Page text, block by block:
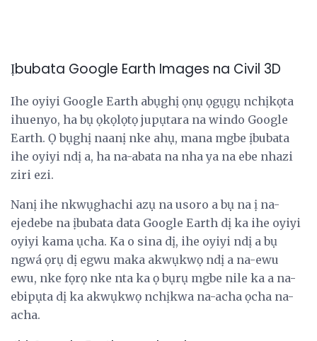
Ịbubata Google Earth Images na Civil 3D
Ihe oyiyi Google Earth abụghị ọnụ ọgụgụ nchịkọta
ihuenyo, ha bụ ọkọlọtọ jupụtara na windo Google
Earth. Ọ bụghị naanị nke ahụ, mana mgbe ịbubata
ihe oyiyi ndị a, ha na-abata na nha ya na ebe nhazi
ziri ezi.
Nanị ihe nkwụghachi azụ na usoro a bụ na ị na-
ejedebe na ịbubata data Google Earth dị ka ihe oyiyi
oyiyi kama ụcha. Ka o sina dị, ihe oyiyi ndị a bụ
ngwá ọrụ dị egwu maka akwụkwọ ndị a na-ewu
ewu, nke fọrọ nke nta ka ọ bụrụ mgbe nile ka a na-
ebipụta dị ka akwụkwọ nchịkwa na-acha ọcha na-
acha.